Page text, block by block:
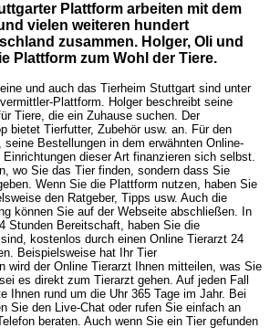
Plattform arbeiten mit dem
vielen weiteren hundert
zusammen. Holger, Oli und
Plattform zum Wohl der Tiere.
und auch das Tierheim Stuttgart sind unter
Plattform. Holger beschreibt seine
Tiere, die ein Zuhause suchen. Der
bietet Tierfutter, Zubehör usw. an. Für den
Bestellungen in dem erwähnten Online-
dieser Art finanzieren sich selbst.
wo Sie das Tier finden, sondern dass Sie
Wenn Sie die Plattform nutzen, haben Sie
den Ratgeber, Tipps usw. Auch die
können Sie auf der Webseite abschließen. In
Stunden Bereitschaft, haben Sie die
kostenlos durch einen Online Tierarzt 24
Beispielsweise hat Ihr Tier
wird der Online Tierarzt Ihnen mitteilen, was Sie
es direkt zum Tierarzt gehen. Auf jeden Fall
Ihnen rund um die Uhr 365 Tage im Jahr. Bei
Sie den Live-Chat oder rufen Sie einfach an
beraten. Auch wenn Sie ein Tier gefunden